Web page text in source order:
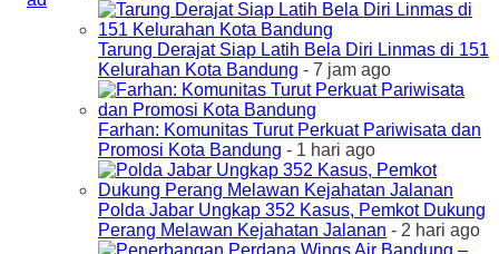
Tarung Derajat Siap Latih Bela Diri Linmas di 151
Kelurahan Kota Bandung - 7 jam ago
Farhan: Komunitas Turut Perkuat Pariwisata dan
Promosi Kota Bandung - 1 hari ago
Polda Jabar Ungkap 352 Kasus, Pemkot Dukung
Perang Melawan Kejahatan Jalanan - 2 hari ago